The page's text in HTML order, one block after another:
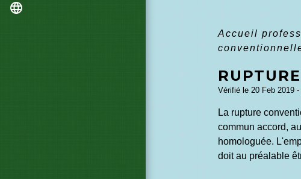
language
Accueil
Vérifié le 20 Feb 2019
La rupture
commun accord,
homologuée.
doit au préalable